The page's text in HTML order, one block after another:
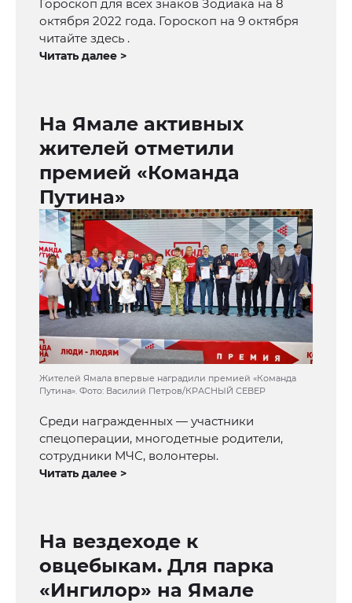
Гороскоп для всех знаков Зодиака на 8
октября 2022 года. Гороскоп на 9 октября
читайте здесь .
Читать далее >
На Ямале активных
жителей отметили
премией «Команда
Путина»
Жителей Ямала впервые наградили премией «Команда
Путина». Фото: Василий Петров/КРАСНЫЙ СЕВЕР
Среди награжденных — участники
спецоперации, многодетные родители,
сотрудники МЧС, волонтеры.
Читать далее >
На вездеходе к
овцебыкам. Для парка
«Ингилор» на Ямале